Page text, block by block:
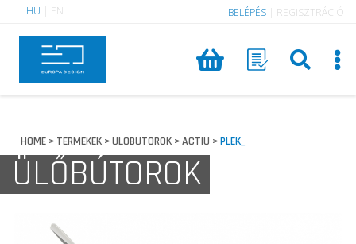
HU EN BELÉPÉS REGISZTRÁCIÓ
HOME > TERMEKEK >ULOBUTOROK >ACTIU >PLEK_
ÜLŐBÚTOROK